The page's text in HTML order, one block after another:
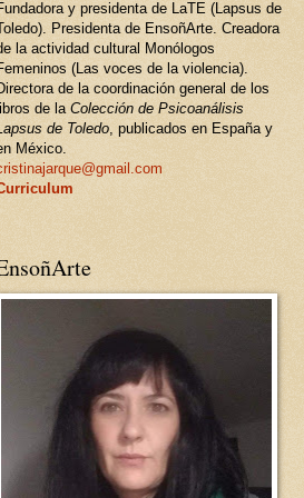
y presidenta de LaTE (Lapsus de
Presidenta de EnsoñArte. Creadora
la actividad cultural Monólogos
(Las voces de la violencia).
de la coordinación general de los
de la Colección de Psicoanálisis
de Toledo, publicados en España y
México.